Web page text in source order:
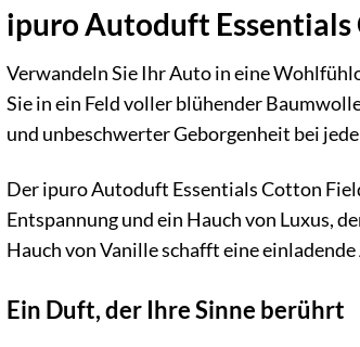
ipuro Autoduft Essentials
Verwandeln Sie Ihr Auto in eine
Sie in ein Feld voller blühender
und unbeschwerter Geborgenheit bei
Der ipuro Autoduft Essentials Cotton
Entspannung und ein Hauch von Luxus,
Hauch von Vanille schafft eine
Ein Duft, der Ihre Sinne berührt